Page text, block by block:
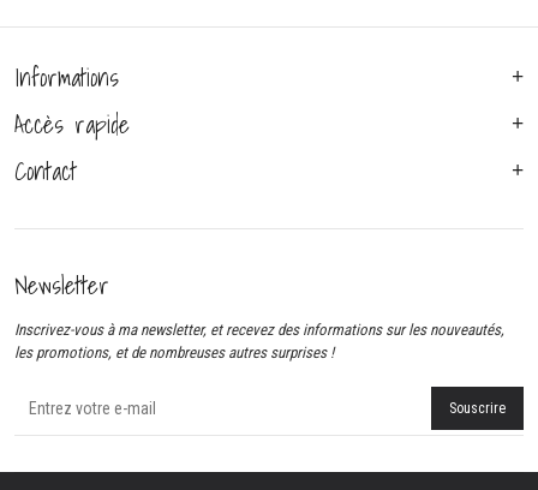
Informations
Accès rapide
Contact
Newsletter
Inscrivez-vous à ma newsletter, et recevez des informations sur les nouveautés,
les promotions, et de nombreuses autres surprises !